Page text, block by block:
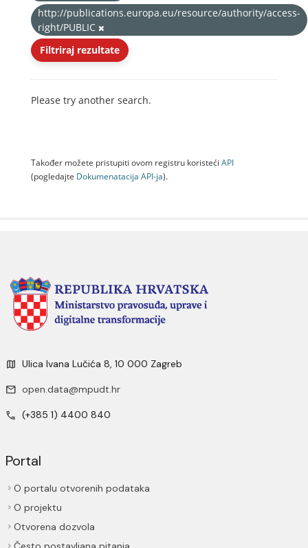
http://publications.europa.eu/resource/authority/access-
right/PUBLIC
Filtriraj rezultate
Please try another search.
Također možete pristupiti ovom registru koristeći API
(pogledajte Dokumenаtаcijа API-jа).